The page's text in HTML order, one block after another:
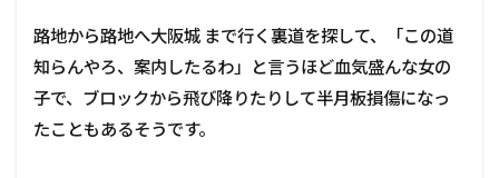
路地から路地へ大阪城 まで行く裏道を探して、「この道
知らんやろ、案内したるわ」と言うほど血気盛んな女の
子で、ブロックから飛び降りたりして半月板損傷になっ
たこともあるそうです。